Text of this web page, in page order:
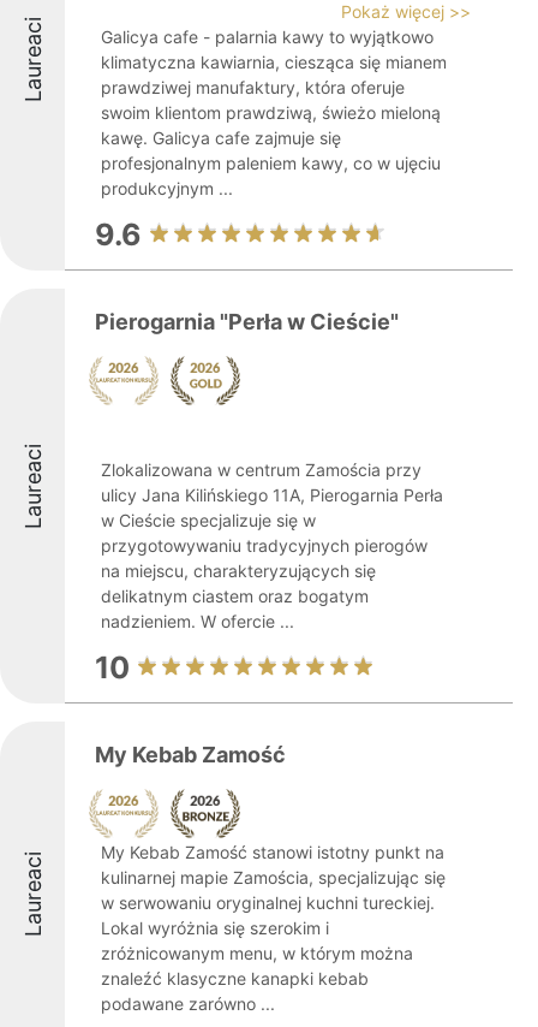
Laureaci
Pokaż więcej >>
Galicya cafe - palarnia kawy to wyjątkowo
klimatyczna kawiarnia, ciesząca się mianem
prawdziwej manufaktury, która oferuje
swoim klientom prawdziwą, świeżo mieloną
kawę. Galicya cafe zajmuje się
profesjonalnym paleniem kawy, co w ujęciu
produkcyjnym ...
9.6
Laureaci
Pierogarnia "Perła w Cieście"
Zlokalizowana w centrum Zamościa przy
ulicy Jana Kilińskiego 11A, Pierogarnia Perła
w Cieście specjalizuje się w
przygotowywaniu tradycyjnych pierogów
na miejscu, charakteryzujących się
delikatnym ciastem oraz bogatym
nadzieniem. W ofercie ...
10
Laureaci
My Kebab Zamość
My Kebab Zamość stanowi istotny punkt na
kulinarnej mapie Zamościa, specjalizując się
w serwowaniu oryginalnej kuchni tureckiej.
Lokal wyróżnia się szerokim i
zróżnicowanym menu, w którym można
znaleźć klasyczne kanapki kebab
podawane zarówno ...